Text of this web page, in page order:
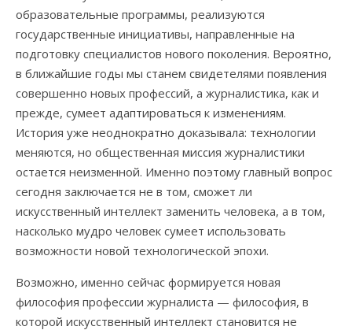
образовательные программы, реализуются
государственные инициативы, направленные на
подготовку специалистов нового поколения. Вероятно,
в ближайшие годы мы станем свидетелями появления
совершенно новых профессий, а журналистика, как и
прежде, сумеет адаптироваться к изменениям.
История уже неоднократно доказывала: технологии
меняются, но общественная миссия журналистики
остается неизменной. Именно поэтому главный вопрос
сегодня заключается не в том, сможет ли
искусственный интеллект заменить человека, а в том,
насколько мудро человек сумеет использовать
возможности новой технологической эпохи.
Возможно, именно сейчас формируется новая
философия профессии журналиста — философия, в
которой искусственный интеллект становится не